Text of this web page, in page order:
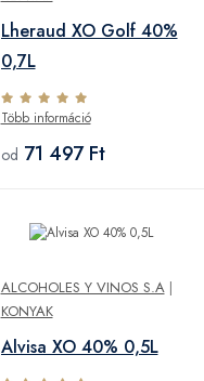
Lheraud XO Golf 40%
0,7L
Több információ
od 71 497 Ft
ALCOHOLES Y VINOS S.A|
KONYAK
Alvisa XO 40% 0,5L